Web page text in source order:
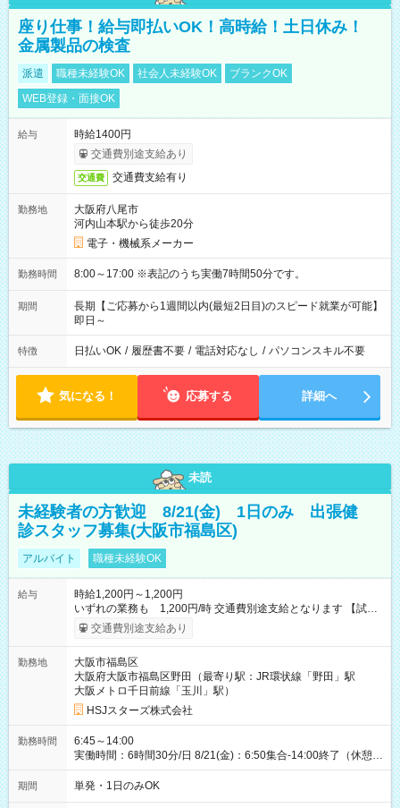
座り仕事！給与即払いOK！高時給！土日休み！
金属製品の検査
派遣 職種未経験OK 社会人未経験OK
ブランクOK
WEB登録・面接OK
給与
時給1400円
交通費別途支給あり
交通費 交通費支給有り
勤務地
大阪府八尾市
河内山本駅から徒歩20分
電子・機械系メーカー
勤務時間 8:00～17:00 ※表記のうち実働7時間50分です。
期間
長期【ご応募から1週間以内(最短2日目)のスピード就業が可能】
即日～
特徴 日払いOK / 履歴書不要 / 電話対応なし / パソコンスキル不要
気になる！ 応募する 詳細へ
未読
未経験者の方歓迎 8/21(金) 1日のみ 出張健
診スタッフ募集(大阪市福島区)
アルバイト 職種未経験OK
給与
時給1,200円～1,200円
いずれの業務も 1,200円/時 交通費別途支給となります 【試用
期間】試用期間なし
交通費別途支給あり
勤務地
大阪市福島区
大阪府大阪市福島区野田（最寄り駅：JR環状線「野田」駅
大阪メトロ千日前線「玉川」駅）
HSJスターズ株式会社
勤務時間
6:45～14:00
実働時間：6時間30分/日 8/21(金)：6:50集合-14:00終了（休憩
45分)
期間 単発・1日のみOK